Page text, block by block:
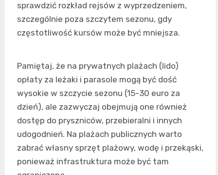
sprawdzić rozkład rejsów z wyprzedzeniem,
szczególnie poza szczytem sezonu, gdy
częstotliwość kursów może być mniejsza.
Pamiętaj, że na prywatnych plażach (lido)
opłaty za leżaki i parasole mogą być dość
wysokie w szczycie sezonu (15-30 euro za
dzień), ale zazwyczaj obejmują one również
dostęp do pryszniców, przebieralni i innych
udogodnień. Na plażach publicznych warto
zabrać własny sprzęt plażowy, wodę i przekąski,
ponieważ infrastruktura może być tam